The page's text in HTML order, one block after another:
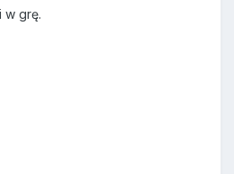
w grę.